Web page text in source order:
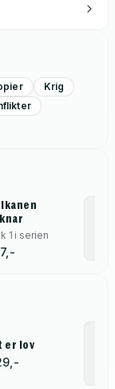
Krig
1 i serien
er lov